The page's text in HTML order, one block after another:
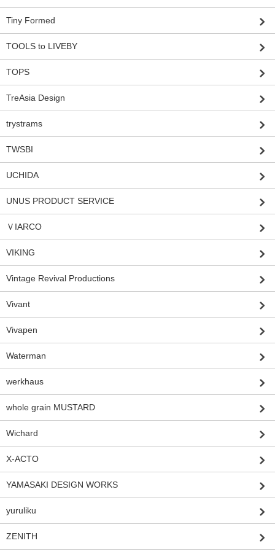
Tiny Formed
TOOLS to LIVEBY
TOPS
TreAsia Design
trystrams
TWSBI
UCHIDA
UNUS PRODUCT SERVICE
ＶIARCO
VIKING
Vintage Revival Productions
Vivant
Vivapen
Waterman
werkhaus
whole grain MUSTARD
Wichard
X-ACTO
YAMASAKI DESIGN WORKS
yuruliku
ZENITH